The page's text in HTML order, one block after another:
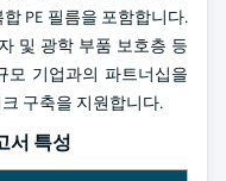
PE 필름을 포함합니다.
및 광학 부품 보호층 등
모 기업과의 파트너십을
구축을 지원합니다.
서 특성